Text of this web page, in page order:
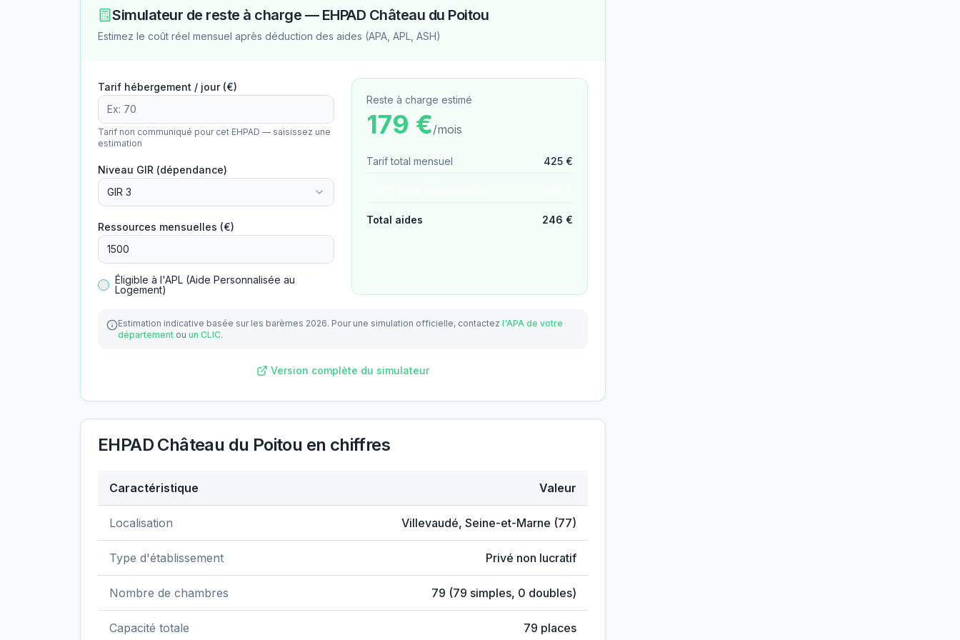
Simulateur de reste à charge — EHPAD Château du Poitou
Estimez le coût réel mensuel après déduction des aides (APA, APL, ASH)
Tarif hébergement / jour (€)
Tarif non communiqué pour cet EHPAD — saisissez une
estimation
Niveau GIR (dépendance)
GIR 3
Ressources mensuelles (€)
Éligible à l'APL (Aide Personnalisée au
Logement)
Reste à charge estimé
179 €/mois
Tarif total mensuel 425 €
Total aides 246 €
Estimation indicative basée sur les barèmes 2026. Pour une simulation officielle, contactez l'APA de votre
département ou un CLIC.
Version complète du simulateur
EHPAD Château du Poitou en chiffres
Caractéristique Valeur
Localisation Villevaudé, Seine-et-Marne (77)
Type d'établissement Privé non lucratif
Nombre de chambres 79 (79 simples, 0 doubles)
Capacité totale 79 places